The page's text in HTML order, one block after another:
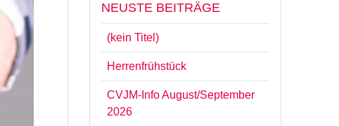
NEUSTE BEITRÄGE
(kein Titel)
Herrenfrühstück
CVJM-Info August/September
2026